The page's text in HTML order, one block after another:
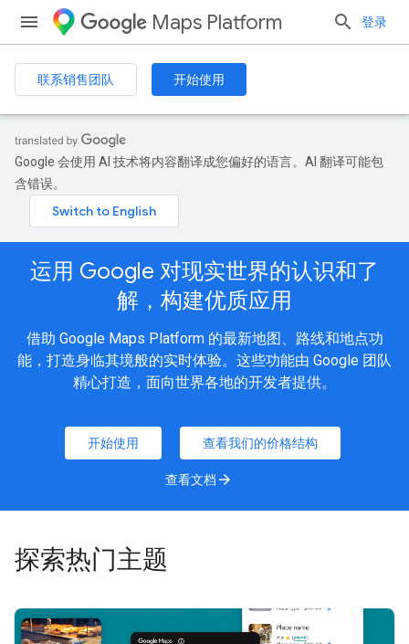
Maps Platform 登录
联系销售团队 开始使用
Google 会使用 AI 技术将内容翻译成您偏好的语言。AI 翻译可能包
含错误。
运用 Google 对现实世界的认识和了
解，构建优质应用
借助 Google Maps Platform 的最新地图、路线和地点功
能，打造身临其境般的实时体验。这些功能由 Google 团队
精心打造，面向世界各地的开发者提供。
开始使用 查看我们的价格结构
查看文档 arrow_forward
探索热门主题